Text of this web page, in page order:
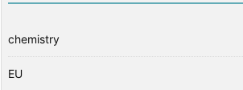
chemistry
EU